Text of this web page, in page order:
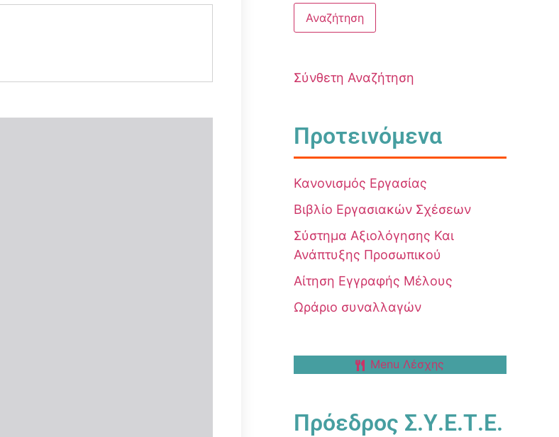
Σύνθετη Αναζήτηση
Προτεινόμενα
Κανονισμός Εργασίας
Βιβλίο Εργασιακών Σχέσεων
Σύστημα Αξιολόγησης Και
Ανάπτυξης Προσωπικού
Αίτηση Εγγραφής Μέλους
Ωράριο συναλλαγών
Menu Λέσχης
Πρόεδρος Σ.Υ.Ε.Τ.Ε.